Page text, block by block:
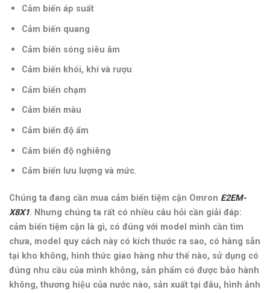
Cảm biến áp suất
Cảm biến quang
Cảm biến sóng siêu âm
Cảm biến khói, khí và rượu
Cảm biến chạm
Cảm biến màu
Cảm biến độ ẩm
Cảm biến độ nghiêng
Cảm biến lưu lượng và mức.
Chúng ta đang cần mua cảm biến tiệm cận Omron E2EM-
X8X1. Nhưng chúng ta rất có nhiều câu hỏi cần giải đáp:
cảm biến tiệm cận là gì, có đúng với model mình cần tìm
chưa, model quy cách này có kích thước ra sao, có hàng sẵn
tại kho không, hình thức giao hàng như thế nào, sử dụng có
đúng nhu cầu của mình không, sản phẩm có được bảo hành
không, thương hiệu của nước nào, sản xuất tại đâu, hình ảnh